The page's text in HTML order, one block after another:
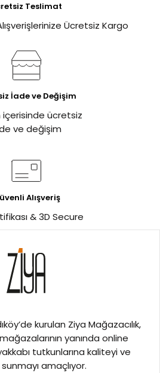
Teslimat
Ücretsiz Kargo
İade ve Değişim
içerisinde ücretsiz
ve değişim
Alışveriş
& 3D Secure
kurulan Ziya Mağazacılık,
yanında online
tutkunlarına kaliteyi ve
amaçlıyor.